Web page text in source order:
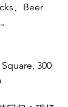
、Beer
300